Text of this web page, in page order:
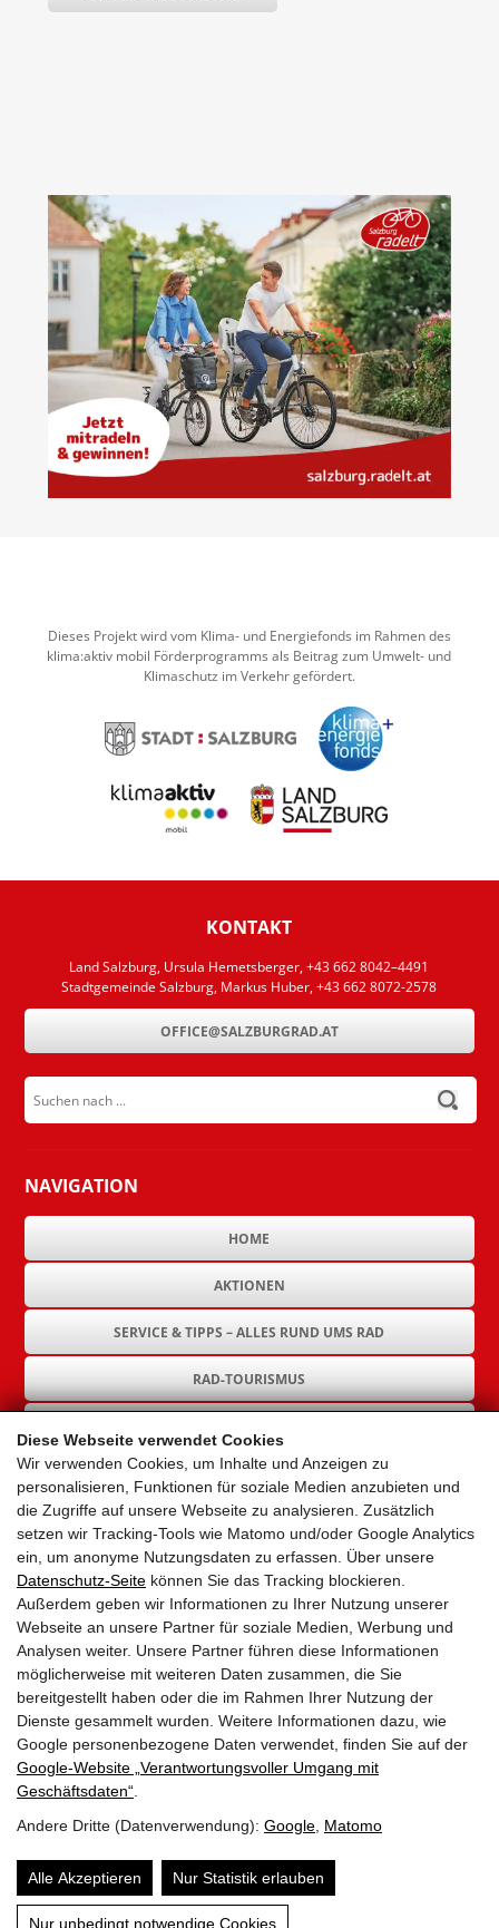
Diese Webseite verwendet Cookies
Wir verwenden Cookies, um Inhalte und Anzeigen zu
personalisieren, Funktionen für soziale Medien anzubieten und
die Zugriffe auf unsere Webseite zu analysieren. Zusätzlich
setzen wir Tracking-Tools wie Matomo und/oder Google Analytics
ein, um anonyme Nutzungsdaten zu erfassen. Über unsere
Datenschutz-Seite können Sie das Tracking blockieren.
Außerdem geben wir Informationen zu Ihrer Nutzung unserer
Webseite an unsere Partner für soziale Medien, Werbung und
Analysen weiter. Unsere Partner führen diese Informationen
möglicherweise mit weiteren Daten zusammen, die Sie
bereitgestellt haben oder die im Rahmen Ihrer Nutzung der
Dienste gesammelt wurden. Weitere Informationen dazu, wie
Google personenbezogene Daten verwendet, finden Sie auf der
Google‑Website „Verantwortungsvoller Umgang mit
Geschäftsdaten“
Andere Dritte (Datenverwendung): Google Matomo
Alle Akzeptieren Nur Statistik erlauben
Nur unbedingt notwendige Cookies
Dieses Projekt wird vom Klima- und Energiefonds im Rahmen des
klima:aktiv mobil Förderprogramms als Beitrag zum Umwelt- und
Klimaschutz im Verkehr gefördert.
KONTAKT
Land Salzburg, Ursula Hemetsberger, +43 662 8042–4491
Stadtgemeinde Salzburg, Markus Huber, +43 662 8072-2578
OFFICE@SALZBURGRAD.AT
Suchen nach ...
submit
NAVIGATION
HOME
AKTIONEN
SERVICE & TIPPS – ALLES RUND UMS RAD
RAD-TOURISMUS
GEMEINDEN
AKTUELLES
PARTNER
LINKS
SITEMAP
IMPRESSUM & DATENSCHUTZ